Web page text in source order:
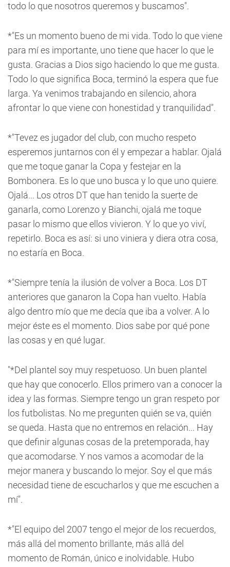
todo lo que nosotros queremos y buscamos".
*"Es un momento bueno de mi vida. Todo lo que viene
para mí es importante, uno tiene que hacer lo que le
gusta. Gracias a Dios sigo haciendo lo que me gusta.
Todo lo que significa Boca, terminó la espera que fue
larga. Ya venimos trabajando en silencio, ahora
afrontar lo que viene con honestidad y tranquilidad".
*"Tevez es jugador del club, con mucho respeto
esperemos juntarnos con él y empezar a hablar. Ojalá
que me toque ganar la Copa y festejar en la
Bombonera. Es lo que uno busca y lo que uno quiere.
Ojalá... Los otros DT que han tenido la suerte de
ganarla, como Lorenzo y Bianchi, ojalá me toque
pasar lo mismo que ellos vivieron. Y lo que yo viví,
repetirlo. Boca es así: si uno viniera y diera otra cosa,
no estaría en Boca.
*"Siempre tenía la ilusión de volver a Boca. Los DT
anteriores que ganaron la Copa han vuelto. Había
algo dentro mío que me decía que iba a volver. A lo
mejor éste es el momento. Dios sabe por qué pone
las cosas y en qué lugar.
"*Del plantel soy muy respetuoso. Un buen plantel
que hay que conocerlo. Ellos primero van a conocer la
idea y las formas. Siempre tengo un gran respeto por
los futbolistas. No me pregunten quién se va, quién
se queda. Hasta que no entremos en relación... Hay
que definir algunas cosas de la pretemporada, hay
que acomodarse. Y nos vamos a acomodar de la
mejor manera y buscando lo mejor. Soy el que más
necesidad tiene de escucharlos y que me escuchen a
mí".
*"El equipo del 2007 tengo el mejor de los recuerdos,
más allá del momento brillante, más allá del
momento de Román, único e inolvidable. Hubo